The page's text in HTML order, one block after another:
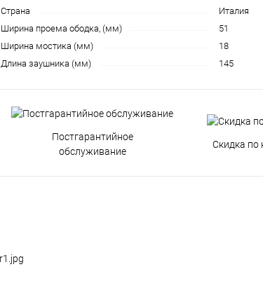
Страна
Италия
Ширина проема ободка, (мм)
51
Ширина мостика (мм)
18
Длина заушника (мм)
145
Постгарантийное
обслуживание
Скидка по